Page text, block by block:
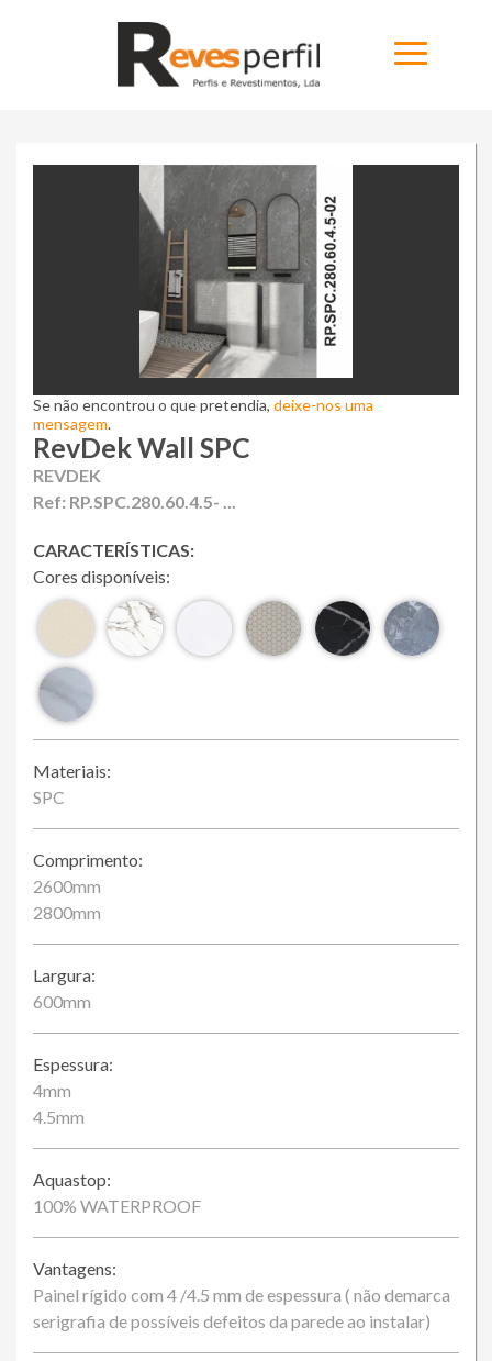
Home
Produtos
Novidades
Catálogos
Portfólio
Sobre
Contactos
Loja Online
Se não encontrou o que pretendia, deixe-nos uma
mensagem.
RevDek Wall SPC
REVDEK
Ref: RP.SPC.280.60.4.5- ...
CARACTERÍSTICAS:
Cores disponíveis:
Materiais:
SPC
Comprimento:
2600mm
2800mm
Largura:
600mm
Espessura:
4mm
4.5mm
Aquastop:
100% WATERPROOF
Vantagens:
Painel rígido com 4 /4.5 mm de espessura ( não demarca
serigrafia de possíveis defeitos da parede ao instalar)